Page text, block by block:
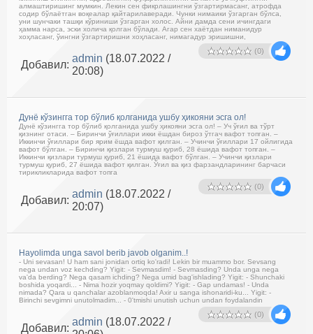
алмаштиришинг мумкин. Лекин сен фикрлашингни ўзгартирмасанг, атрофда
содир бўлаётган воқеалар қайтарилаверади. Чунки нимаики ўзгарган бўлса,
уни шунчаки ташқи кўриниши ўзгарган холос. Айни дамда сени ичингдаги
ҳамма нарса, эски холича қолган бўлади. Агар сен хаётдан ниманидур
хоҳласанг, ўингни ўзгартиришни хоҳласанг, нимагадур эришишни,
(0)
Добавил:
admin (18.07.2022 /
20:08)
Дунё кўзингга тор бўлиб қолганида ушбу ҳикояни эсга ол!
Дунё кўзингга тор бўлиб қолганида ушбу ҳикояни эсга ол! – Уч ўғил ва тўрт
қизнинг отаси. – Биринчи ўғиллари икки ёшдан бироз ўтгач вафот топган. –
Иккинчи ўғиллари бир ярим ёшда вафот қилган. – Учинчи ўғиллари 17 ойлигида
вафот бўлган. – Биринчи қизлари турмуш қуриб, 28 ёшида вафот топган. –
Иккинчи қизлари турмуш қуриб, 21 ёшида вафот бўлган. – Учинчи қизлари
турмуш қуриб, 27 ёшида вафот қилган. Ўғил ва қиз фарзандларининг барчаси
тирикликларида вафот топга
(0)
Добавил:
admin (18.07.2022 /
20:07)
Hayolimda unga savol berib javob olganim..!
- Uni sevasan! U ham sani jonidan ortiq ko'radi! Lekin bir muammo bor. Sevsang
nega undan voz kechding? Yigit: - Sevmasdim! - Sevmasding? Unda unga nega
va'da berding? Nega qasam ichding? Nega umid bag'ishlading? Yigit: - Shunchaki
boshida yoqardi... - Nima hozir yoqmay qoldimi? Yigit: - Gap undamas! - Unda
nimada? Qara u qanchalar azoblanmoqda! Axir u sanga ishonaridi-ku... Yigit: -
Birinchi sevgimni unutolmadim... - 0'tmishi unutish uchun undan foydalandin
(0)
Добавил:
admin (18.07.2022 /